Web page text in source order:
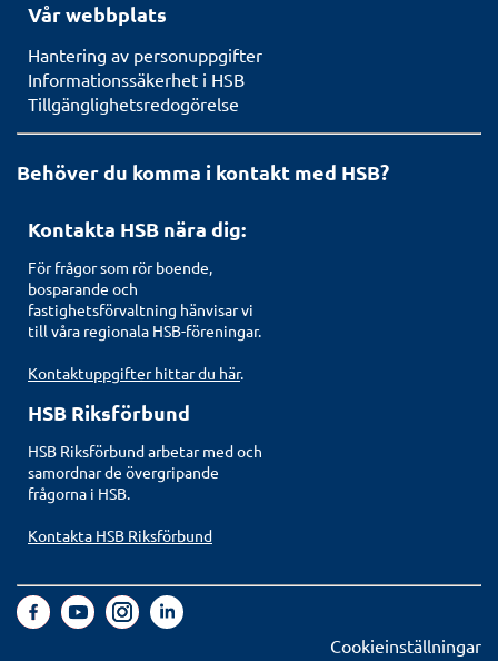
Vår webbplats
Hantering av personuppgifter
Informationssäkerhet i HSB
Tillgänglighetsredogörelse
Behöver du komma i kontakt med HSB?
Kontakta HSB nära dig:
För frågor som rör boende,
bosparande och
fastighetsförvaltning hänvisar vi
till våra regionala HSB-föreningar.
Kontaktuppgifter hittar du här.
HSB Riksförbund
HSB Riksförbund arbetar med och
samordnar de övergripande
frågorna i HSB.
Kontakta HSB Riksförbund
Cookieinställningar